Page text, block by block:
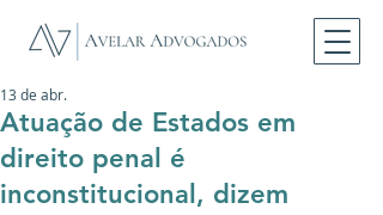
Atuação de Estados em
direito penal é
inconstitucional, dizem
13 de abr.